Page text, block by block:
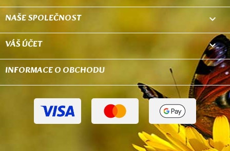
NAŠE SPOLEČNOST 
VÁŠ ÚČET 
INFORMACE O OBCHODU keyboard_arrow_down